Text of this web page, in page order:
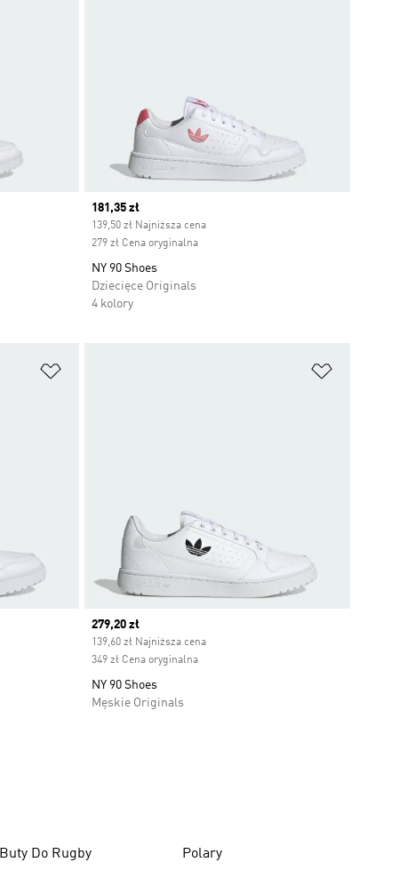
Current price
181,35 zł
139,50 zł Najniższa cena
279 zł Cena oryginalna
NY 90 Shoes
Dziecięce Originals
4 kolory
Current price
279,20 zł
139,60 zł Najniższa cena
349 zł Cena oryginalna
NY 90 Shoes
Męskie Originals
Buty Do Rugby Polary